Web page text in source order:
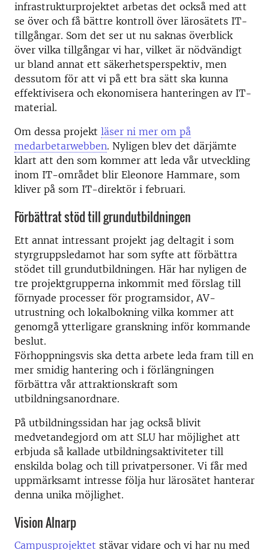
infrastrukturprojektet arbetas det också med att
se över och få bättre kontroll över lärosätets IT-
tillgångar. Som det ser ut nu saknas överblick
över vilka tillgångar vi har, vilket är nödvändigt
ur bland annat ett säkerhetsperspektiv, men
dessutom för att vi på ett bra sätt ska kunna
effektivisera och ekonomisera hanteringen av IT-
material.
Om dessa projekt läser ni mer om på
medarbetarwebben. Nyligen blev det därjämte
klart att den som kommer att leda vår utveckling
inom IT-området blir Eleonore Hammare, som
kliver på som IT-direktör i februari.
Förbättrat stöd till grundutbildningen
Ett annat intressant projekt jag deltagit i som
styrgruppsledamot har som syfte att förbättra
stödet till grundutbildningen. Här har nyligen de
tre projektgrupperna inkommit med förslag till
förnyade processer för programsidor, AV-
utrustning och lokalbokning vilka kommer att
genomgå ytterligare granskning inför kommande
beslut.
Förhoppningsvis ska detta arbete leda fram till en
mer smidig hantering och i förlängningen
förbättra vår attraktionskraft som
utbildningsanordnare.
På utbildningssidan har jag också blivit
medvetandegjord om att SLU har möjlighet att
erbjuda så kallade utbildningsaktiviteter till
enskilda bolag och till privatpersoner. Vi får med
uppmärksamt intresse följa hur lärosätet hanterar
denna unika möjlighet.
Vision Alnarp
Campusprojektet stävar vidare och vi har nu med